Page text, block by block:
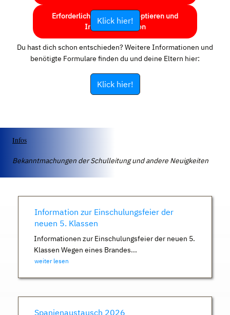
Erforderlichen Service akzeptieren und
Inhalte entsperren
Klick hier!
Du hast dich schon entschieden? Weitere Informationen und
benötigte Formulare finden du und deine Eltern hier:
Klick hier!
Infos
Bekanntmachungen der Schulleitung und andere Neuigkeiten
Information zur Einschulungsfeier der
neuen 5. Klassen
Informationen zur Einschulungsfeier der neuen 5.
Klassen Wegen eines Brandes...
weiter lesen
Spanienaustausch 2026